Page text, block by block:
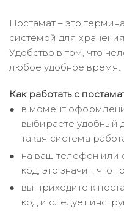
Постамат – это
системой для
Удобство в том, что
любое удобное время.
Как работать с
в момент
выбираете удобный
такая система
на ваш телефон или
код, это значит, что
вы приходите к
код и следует